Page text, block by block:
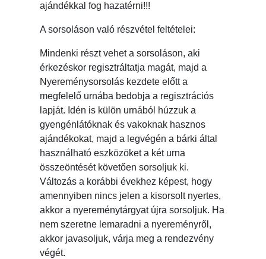
ajándékkal fog hazatérni!!!
A sorsoláson való részvétel feltételei:
Mindenki részt vehet a sorsoláson, aki
érkezéskor regisztráltatja magát, majd a
Nyereménysorsolás kezdete előtt a
megfelelő urnába bedobja a regisztrációs
lapját. Idén is külön urnából húzzuk a
gyengénlátóknak és vakoknak hasznos
ajándékokat, majd a legvégén a bárki által
használható eszközöket a két urna
összeöntését követően sorsoljuk ki.
Változás a korábbi évekhez képest, hogy
amennyiben nincs jelen a kisorsolt nyertes,
akkor a nyereménytárgyat újra sorsoljuk. Ha
nem szeretne lemaradni a nyereményről,
akkor javasoljuk, várja meg a rendezvény
végét.